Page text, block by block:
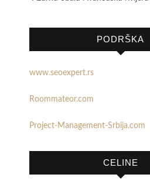
PODRŠKA
www.seoexpert.rs
Roommateor.com
Project-Management-Srbija.com
CELINE